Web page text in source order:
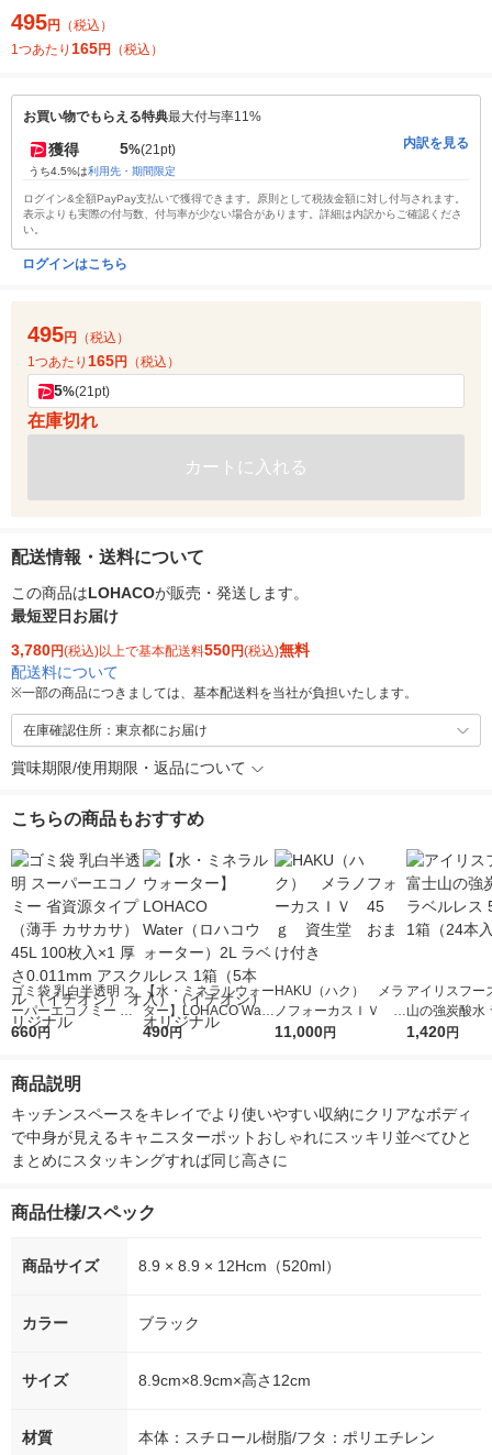
495円
（税込）
1つあたり 165円 （税込）
お買い物でもらえる特典最大付与率11%
獲得 5%(21pt)
うち4.5%は利用先・期間限定
内訳を見る
ログイン&全額PayPay支払いで獲得できます。原則として税抜金額に対し付与されます。
表示よりも実際の付与数、付与率が少ない場合があります。詳細は内訳からご確認くださ
い。
ログインはこちら
495円
（税込）
1つあたり 165円 （税込）
5%(21pt)
在庫切れ
カートに入れる
配送情報・送料について
この商品はLOHACOが販売・発送します。
最短翌日お届け
3,780円(税込)以上で基本配送料550円(税込)無料
配送料について
※一部の商品につきましては、基本配送料を当社が負担いたします。
在庫確認住所：東京都にお届け
賞味期限/使用期限・返品について
こちらの商品もおすすめ
ゴミ袋 乳白半透明 ス
ーパーエコノミー 省
資源タイプ（薄手 カ
クル （イチオシ） オ
リジナル
660円
【水・ミネラルウォー
ター】LOHACO Wate
r（ロハコウォータ
490円
HAKU（ハク） メラ
ノフォーカスＩＶ 4
5ｇ 資生堂 おまけ
11,000円
アイリスフー
山の強炭酸水
レス 500ml 1
1,420円
商品説明
キッチンスペースをキレイでより使いやすい収納にクリアなボディ
で中身が見えるキャニスターポットおしゃれにスッキリ並べてひと
まとめにスタッキングすれば同じ高さに
商品仕様/スペック
商品サイズ 8.9 × 8.9 × 12Hcm（520ml）
カラー ブラック
サイズ 8.9cm×8.9cm×高さ12cm
材質 本体：スチロール樹脂/フタ：ポリエチレン